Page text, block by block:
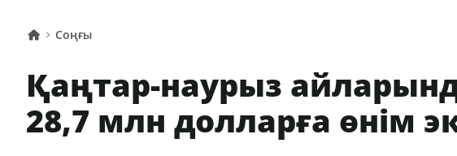
Соңғы
Қаңтар-наурыз
28,7 млн долларға өнім